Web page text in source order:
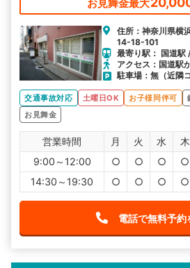
お見舞金最大
住所：神奈川県横
14-18-101
最寄り駅： 国道駅
アクセス：国道駅
駐車場：無（近隣
交通事故対応 土曜日OK お子様同伴可
お見舞金
営業時間 月 火 水 木
9:00～12:00
○ ○ ○ ○
14:30～19:30
○ ○ ○ ○
電話で無料予約